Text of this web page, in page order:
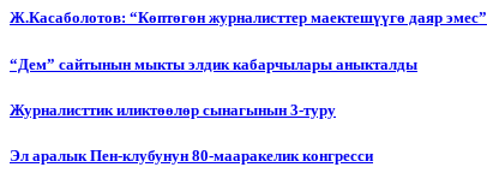
Ж.Касаболотов: “Көптөгөн журналисттер маектешүүгө даяр эмес”
“Дем” сайтынын мыкты элдик кабарчылары аныкталды
Журналисттик иликтөөлөр сынагынын 3-туру
Эл аралык Пен-клубунун 80-мааракелик конгресси